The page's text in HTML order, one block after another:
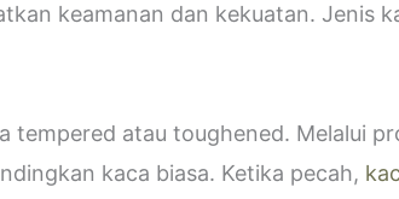
keamanan dan kekuatan. Jenis
tempered atau toughened. Melalui
kaca biasa. Ketika pecah,